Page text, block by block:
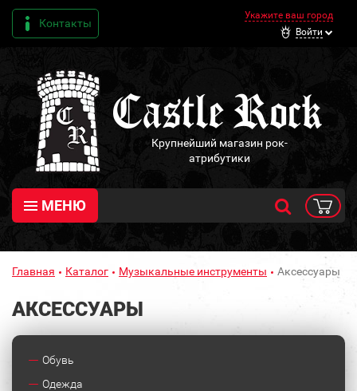
Контакты
Укажите ваш город
Войти
Крупнейший магазин рок-
атрибутики
МЕНЮ
Главная Каталог Музыкальные инструменты Аксессуары
АКСЕССУАРЫ
Обувь
Одежда